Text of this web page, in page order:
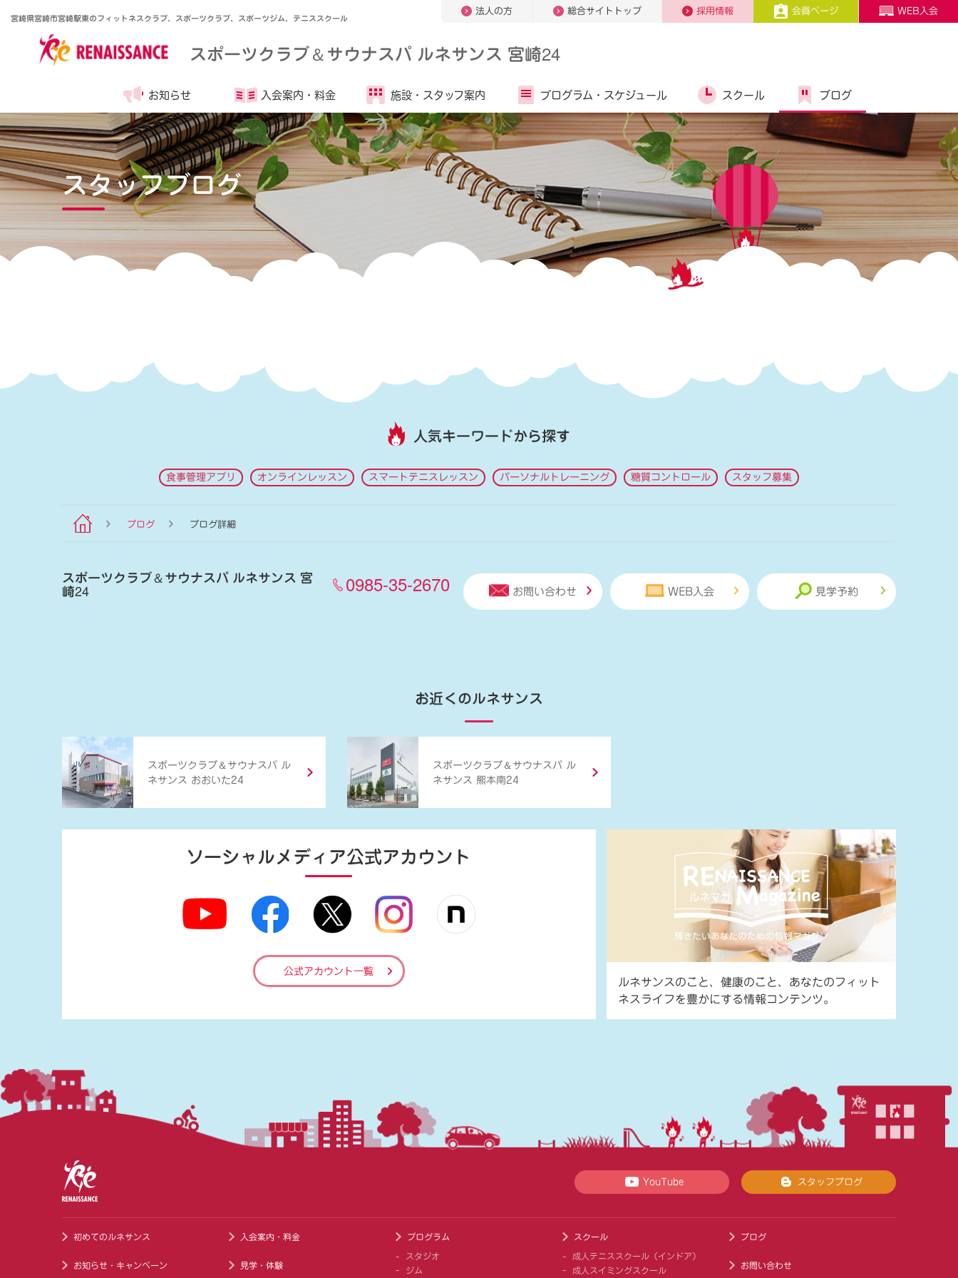
宮崎県宮崎市宮崎駅東のフィットネスクラブ、スポーツクラブ、スポーツジム、テニススクール
法人の方 総合サイトトップ 採用情報 会員ページ WEB入会
スポーツクラブ＆サウナスパ ルネサンス 宮崎24
お知らせ 入会案内・ 料金 施設・ スタッフ案内 プログラム・ スケジュール スクール ブログ
スタッフブログ
人気キーワードから探す
食事管理アプリ オンラインレッスン スマートテニスレッスン パーソナルトレーニング 糖質コントロール スタッフ募集
ブログ ブログ詳細
スポーツクラブ＆サウナスパ ルネサンス 宮
崎24 0985-35-2670 お問い合わせ WEB入会 見学予約
お近くのルネサンス
スポーツクラブ ＆ サウナスパ ル
ネサンス おおいた24
スポーツクラブ ＆ サウナスパ ル
ネサンス 熊本南24
ソーシャルメディア公式アカウント
公式アカウント一覧
ルネサンスのこと、健康のこと、あなたのフィット
ネスライフを豊かにする情報コンテンツ。
YouTube スタッフブログ
初めてのルネサンス
お知らせ・キャンペーン
入会案内・料金
見学・体験
プログラム
スタジオ
ジム
スクール
成人テニススクール（インドア）
成人スイミングスクール
ブログ
お問い合わせ